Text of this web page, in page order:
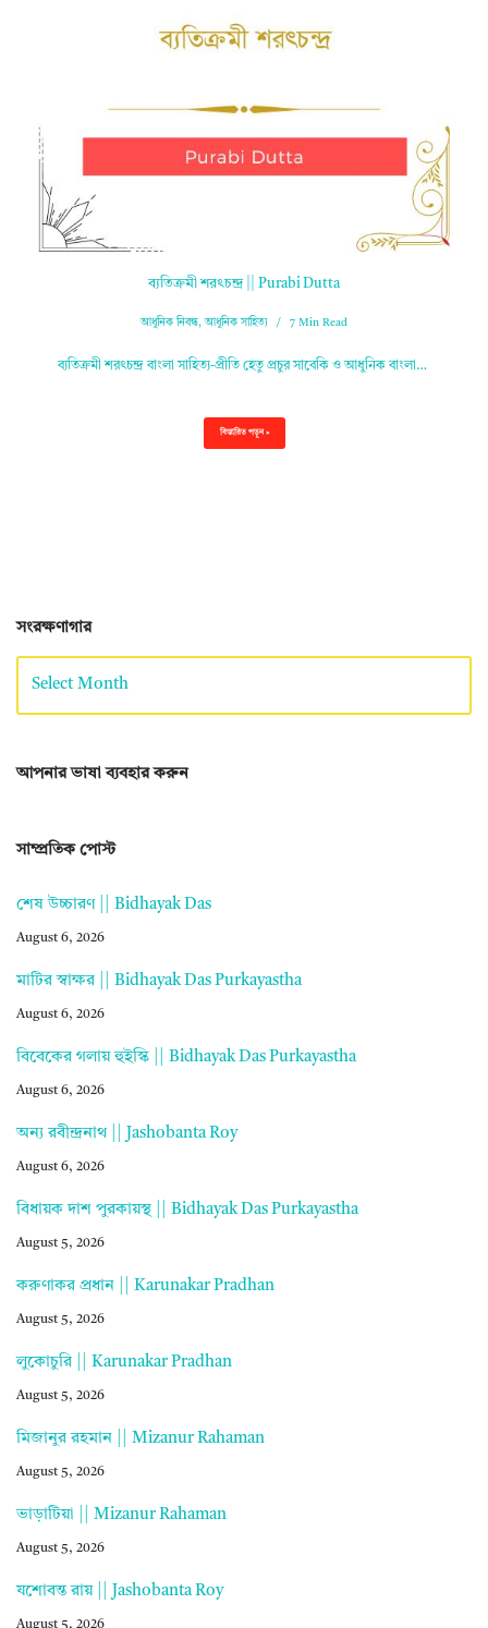
ব্যতিক্রমী শরৎচন্দ্র || Purabi Dutta
আধুনিক নিবন্ধ,আধুনিক সাহিত্য 7 Min Read
ব্যতিক্রমী শরৎচন্দ্র বাংলা সাহিত্য-প্রীতি হেতু প্রচুর সাবেকি ও আধুনিক বাংলা…
বিস্তারিত পড়ুন »
সংরক্ষণাগার
আপনার ভাষা ব্যবহার করুন
সাম্প্রতিক পোস্ট
শেষ উচ্চারণ || Bidhayak Das
August 6, 2026
মাটির স্বাক্ষর || Bidhayak Das Purkayastha
August 6, 2026
বিবেকের গলায় হুইস্কি || Bidhayak Das Purkayastha
August 6, 2026
অন্য রবীন্দ্রনাথ || Jashobanta Roy
August 6, 2026
বিধায়ক দাশ পুরকায়স্থ || Bidhayak Das Purkayastha
August 5, 2026
করুণাকর প্রধান || Karunakar Pradhan
August 5, 2026
লুকোচুরি || Karunakar Pradhan
August 5, 2026
মিজানুর রহমান || Mizanur Rahaman
August 5, 2026
ভাড়াটিয়া || Mizanur Rahaman
August 5, 2026
যশোবন্ত রায় || Jashobanta Roy
August 5, 2026